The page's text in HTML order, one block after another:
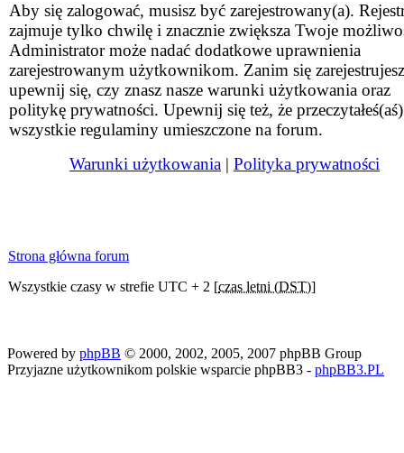
Aby się zalogować, musisz być zarejestrowany(a).
zajmuje tylko chwilę i znacznie zwiększa Twoje
Administrator może nadać dodatkowe uprawnienia
zarejestrowanym użytkownikom. Zanim się
upewnij się, czy znasz nasze warunki użytkowania oraz
politykę prywatności. Upewnij się też, że przeczytałeś(aś)
wszystkie regulaminy umieszczone na forum.
Warunki użytkowania | Polityka prywatności
Strona główna forum
Wszystkie czasy w strefie UTC + 2 [czas letni (DST)]
Powered by phpBB © 2000, 2002, 2005, 2007 phpBB Group
Przyjazne użytkownikom polskie wsparcie phpBB3 - phpBB3.PL